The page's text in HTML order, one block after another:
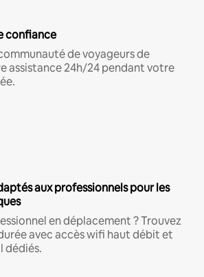
confiance
de voyageurs de
assistance 24h/24 pendant votre
aux professionnels pour les
en déplacement ? Trouvez
avec accès wifi haut débit et
dédiés.